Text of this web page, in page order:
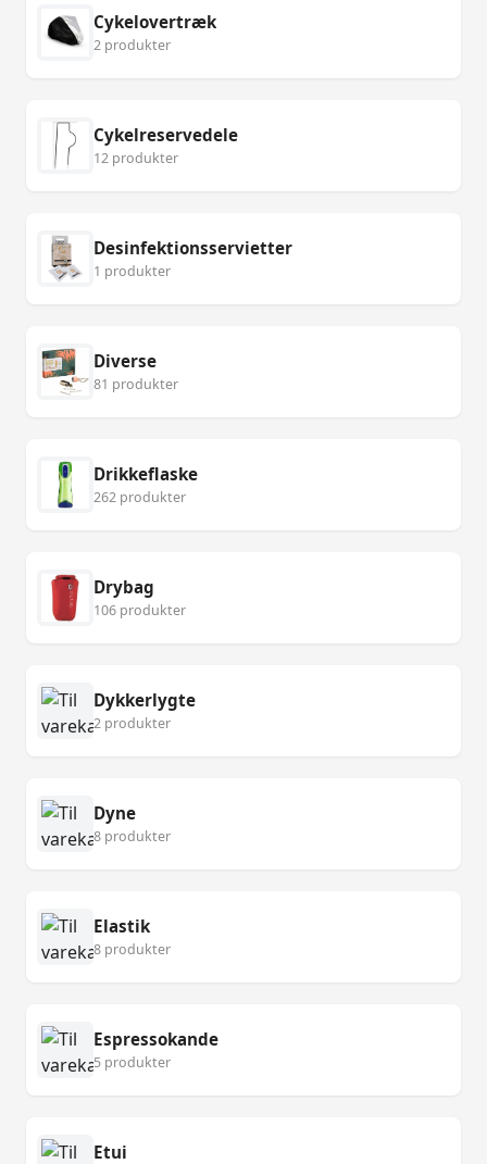
Cykelovertræk
2 produkter
Cykelreservedele
12 produkter
Desinfektionsservietter
1 produkter
Diverse
81 produkter
Drikkeflaske
262 produkter
Drybag
106 produkter
Dykkerlygte
2 produkter
Dyne
8 produkter
Elastik
8 produkter
Espressokande
5 produkter
Etui